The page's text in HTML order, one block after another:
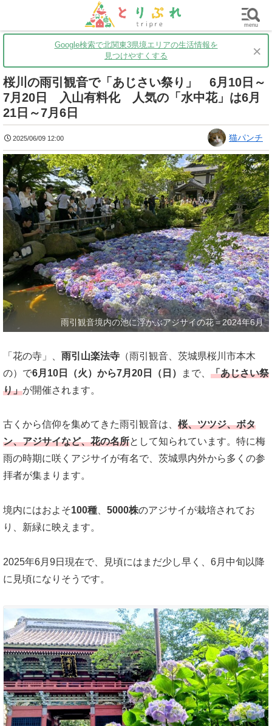
茨城 グルメ 買い物 子育て
Google検索で北関東3県境エリアの生活情報を
見つけやすくする
×
桜川の雨引観音で「あじさい祭り」 6月10日～
7月20日 入山有料化 人気の「水中花」は6月
21日～7月6日
2025/06/09 12:00 猫パンチ
雨引観音境内の池に浮かぶアジサイの花＝2024年6月
「花の寺」、 雨引山楽法寺 （雨引観音、茨城県桜川市本木
の）で6月10日（火）から7月20日（日） まで、 「あじさい祭
り」が開催されます。
古くから信仰を集めてきた雨引観音は、 桜、ツツジ、ボタ
ン、アジサイなど、花の名所として知られています。特に梅
雨の時期に咲くアジサイが有名で、茨城県内外から多くの参
拝者が集まります。
境内にはおよそ100種 5000株のアジサイが栽培されてお
り、新緑に映えます。
2025年6月9日現在で、見頃にはまだ少し早く、6月中旬以降
に見頃になりそうです。
menu